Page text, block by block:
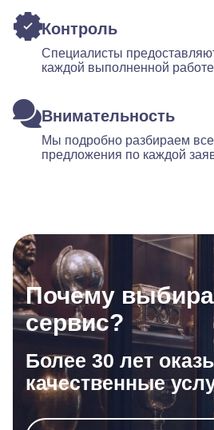
Контроль
Специалисты
каждой выполненной работе
Внимательность
Мы подробно разбираем
предложения по каждой
Почему
сервис?
Более 30 лет
качественные